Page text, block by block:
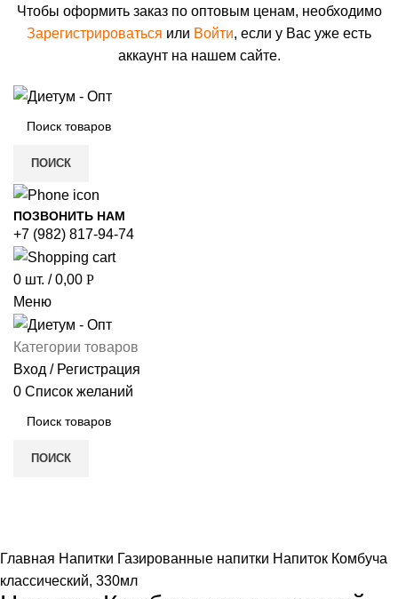
Чтобы оформить заказ по оптовым ценам, необходимо
Зарегистрироваться или Войти, если у Вас уже есть
аккаунт на нашем сайте.
ПОИСК
ПОЗВОНИТЬ НАМ
+7 (982) 817-94-74
0 шт. / 0,00 Р
Меню
Категории товаров
Вход / Регистрация
0 Список желаний
ПОИСК
Главная Напитки Газированные напитки Напиток Комбуча
классический, 330мл